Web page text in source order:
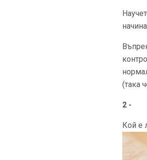
(така
2 -
Кой е